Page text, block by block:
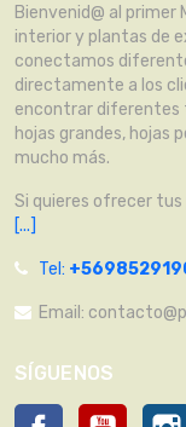
Bienvenid@ al
interior y plantas de
conectamos
directamente a los
encontrar diferentes
hojas grandes, hojas
mucho más.
Si quieres ofrecer
[...]
Tel:
Email:
SÍGUENOS
Facebook